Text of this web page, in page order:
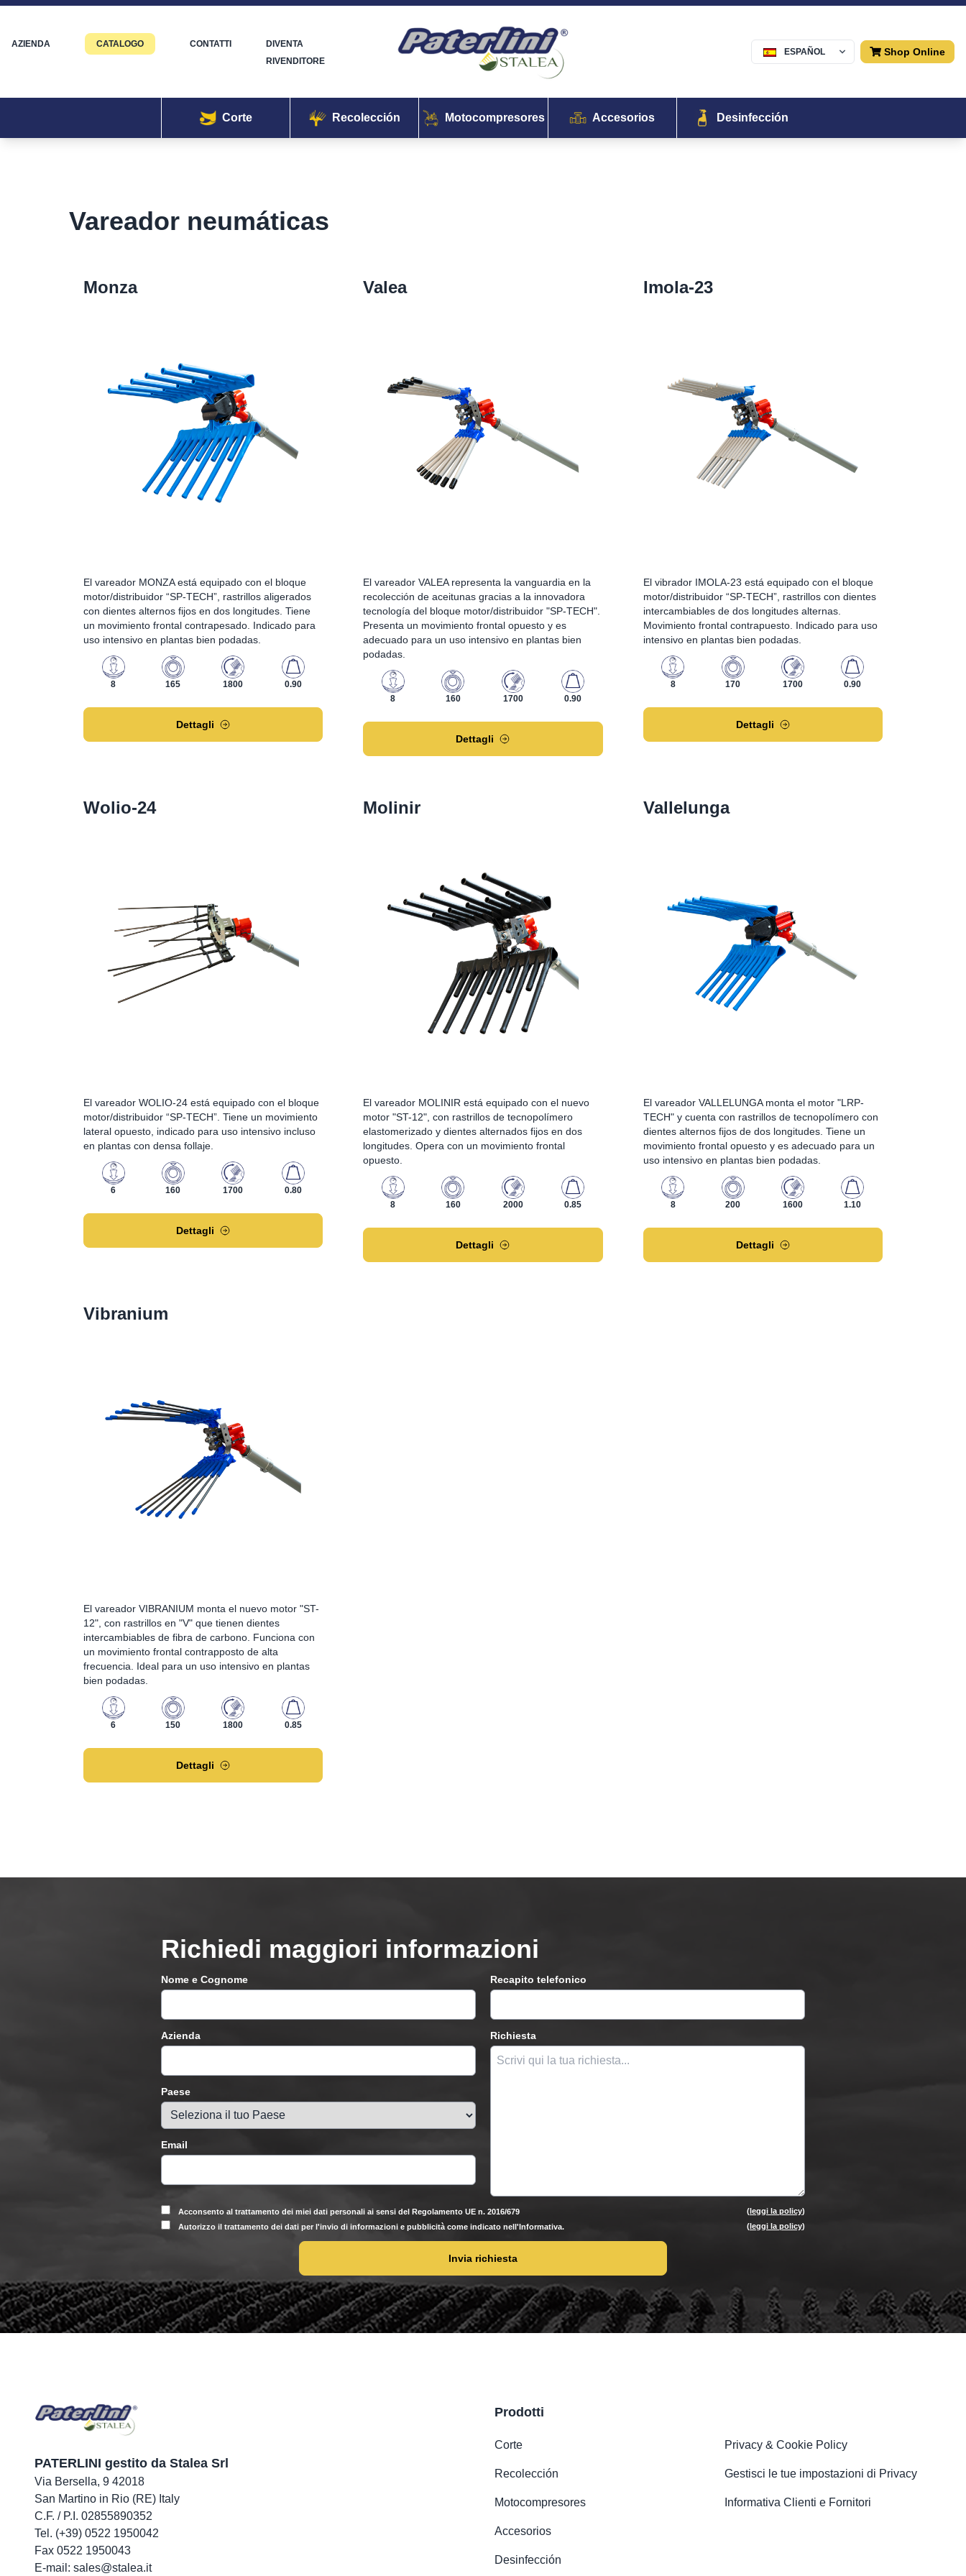
AZIENDA CATALOGO CONTATTI
DIVENTA
RIVENDITORE
ESPAÑOL
Menu
Shop Online
Corte Recolección Motocompresores Accesorios Desinfección
Vareador neumáticas
Monza
El vareador MONZA está equipado con el bloque
motor/distribuidor “SP-TECH”, rastrillos aligerados
con dientes alternos fijos en dos longitudes. Tiene
un movimiento frontal contrapesado. Indicado para
uso intensivo en plantas bien podadas.
8 165 1800 0.90
Dettagli
Valea
El vareador VALEA representa la vanguardia en la
recolección de aceitunas gracias a la innovadora
tecnología del bloque motor/distribuidor "SP-TECH".
Presenta un movimiento frontal opuesto y es
adecuado para un uso intensivo en plantas bien
podadas.
8 160 1700 0.90
Dettagli
Imola-23
El vibrador IMOLA-23 está equipado con el bloque
motor/distribuidor “SP-TECH”, rastrillos con dientes
intercambiables de dos longitudes alternas.
Movimiento frontal contrapuesto. Indicado para uso
intensivo en plantas bien podadas.
8 170 1700 0.90
Dettagli
Wolio-24
El vareador WOLIO-24 está equipado con el bloque
motor/distribuidor “SP-TECH”. Tiene un movimiento
lateral opuesto, indicado para uso intensivo incluso
en plantas con densa follaje.
6 160 1700 0.80
Dettagli
Molinir
El vareador MOLINIR está equipado con el nuevo
motor "ST-12", con rastrillos de tecnopolímero
elastomerizado y dientes alternados fijos en dos
longitudes. Opera con un movimiento frontal
opuesto.
8 160 2000 0.85
Dettagli
Vallelunga
El vareador VALLELUNGA monta el motor "LRP-
TECH" y cuenta con rastrillos de tecnopolímero con
dientes alternos fijos de dos longitudes. Tiene un
movimiento frontal opuesto y es adecuado para un
uso intensivo en plantas bien podadas.
8 200 1600 1.10
Dettagli
Vibranium
El vareador VIBRANIUM monta el nuevo motor "ST-
12", con rastrillos en "V" que tienen dientes
intercambiables de fibra de carbono. Funciona con
un movimiento frontal contrapposto de alta
frecuencia. Ideal para un uso intensivo en plantas
bien podadas.
6 150 1800 0.85
Dettagli
Richiedi maggiori informazioni
Nome e Cognome
Azienda
Paese
Email
Recapito telefonico
Richiesta
Acconsento al trattamento dei miei dati personali ai sensi del Regolamento UE n. 2016/679 (leggi la policy)
Autorizzo il trattamento dei dati per l'invio di informazioni e pubblicità come indicato nell'Informativa.
(leggi la policy)
Invia richiesta
PATERLINI gestito da Stalea Srl
Via Bersella, 9 42018
San Martino in Rio (RE) Italy
C.F. / P.I. 02855890352
Tel. (+39) 0522 1950042
Fax 0522 1950043
E-mail: sales@stalea.it
Prodotti
Corte
Recolección
Motocompresores
Accesorios
Desinfección
Privacy & Cookie Policy
Gestisci le tue impostazioni di Privacy
Informativa Clienti e Fornitori